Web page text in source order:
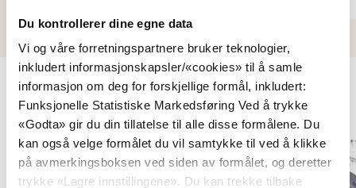
Du kontrollerer dine egne data
Vi og våre forretningspartnere bruker teknologier,
inkludert informasjonskapsler/«cookies» til å samle
informasjon om deg for forskjellige formål, inkludert:
Funksjonelle Statistiske Markedsføring Ved å trykke
«Godta» gir du din tillatelse til alle disse formålene. Du
kan også velge formålet du vil samtykke til ved å klikke
på avmerkingsboksen ved siden av formålet, og deretter
trykke «Lagre innstillingene». Du kan trekke tilbake
KUNDEBILDER